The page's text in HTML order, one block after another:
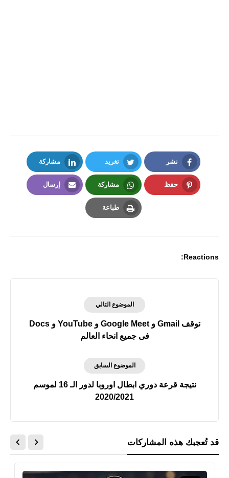
نشر
Facebook
تغريد
Twitter
مشاركة
LinkedIn
حفظ مشاركة
Whatsapp
إرسال
طباعة
Reactions:
الموضوع التالي
توقف Gmail و Google Meet و YouTube و Docs
فى جميع انحاء العالم
الموضوع السابق
نتيجة قرعة دوري ابطال اوروبا لدور الـ 16 لموسم
2020/2021
قد تُعجبك هذه المشاركات